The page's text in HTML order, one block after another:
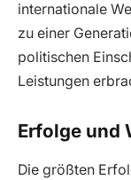
internationale
zu einer
politischen
Leistungen
Erfolge und
Die größten